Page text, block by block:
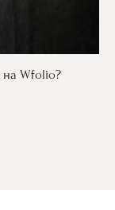
Wfolio?